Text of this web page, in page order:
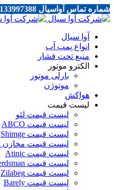
شماره تماس آواسیال 02133997388 و 02133997389
آوا سیال
انواع پمپ آب
منبع تحت فشار
الکترو موتور
بارلی موتور
موتوژن
هواکش
لیست قیمت
لیست قیمت لئو
لیست قیمت ABCO
لیست قیمت Shimge
لیست قیمت مخازن Emra
لیست قیمت Atinic
لیست قیمت Big Herdsman
لیست قیمت Zilabeg
لیست قیمت Barely